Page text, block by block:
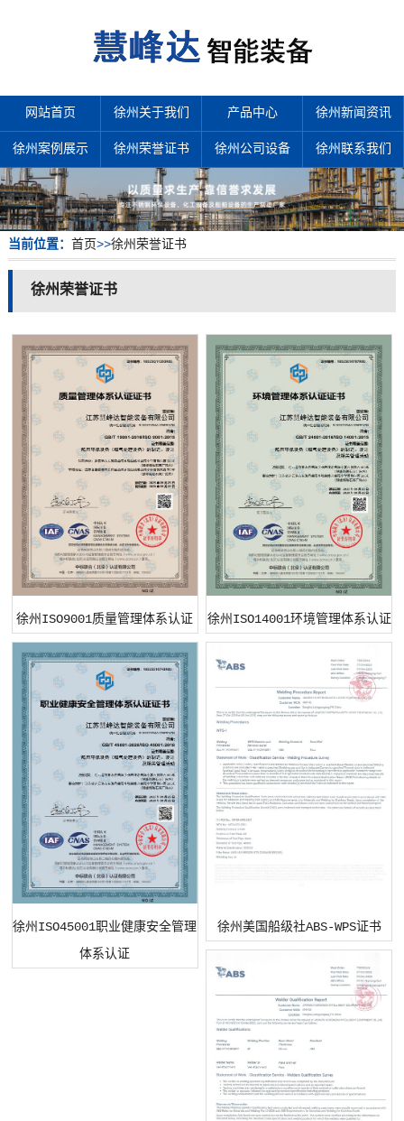
网站首页 徐州关于我们 产品中心 徐州新闻资讯
徐州案例展示 徐州荣誉证书 徐州公司设备 徐州联系我们
当前位置： 首页>>徐州荣誉证书
徐州荣誉证书
徐州ISO9001质量管理体系认证 徐州ISO14001环境管理体系认证
徐州ISO45001职业健康安全管理
体系认证
徐州美国船级社ABS-WPS证书